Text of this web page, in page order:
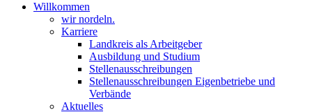
Willkommen
wir nordeln.
Karriere
Landkreis als Arbeitgeber
Ausbildung und Studium
Stellenausschreibungen
Stellenausschreibungen Eigenbetriebe und
Verbände
Aktuelles